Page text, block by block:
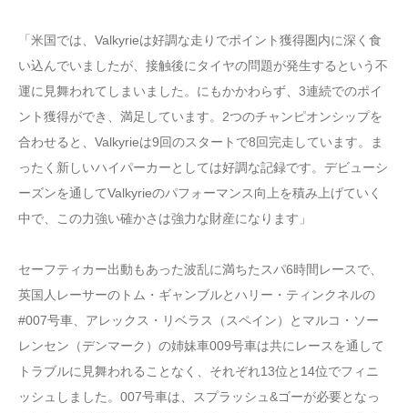
「米国では、Valkyrieは好調な走りでポイント獲得圏内に深く食
い込んでいましたが、接触後にタイヤの問題が発生するという不
運に見舞われてしまいました。にもかかわらず、3連続でのポイ
ント獲得ができ、満足しています。2つのチャンピオンシップを
合わせると、Valkyrieは9回のスタートで8回完走しています。ま
ったく新しいハイパーカーとしては好調な記録です。デビューシ
ーズンを通してValkyrieのパフォーマンス向上を積み上げていく
中で、この力強い確かさは強力な財産になります」
セーフティカー出動もあった波乱に満ちたスパ6時間レースで、
英国人レーサーのトム・ギャンブルとハリー・ティンクネルの
#007号車、アレックス・リベラス（スペイン）とマルコ・ソー
レンセン（デンマーク）の姉妹車009号車は共にレースを通して
トラブルに見舞われることなく、それぞれ13位と14位でフィニ
ッシュしました。007号車は、スプラッシュ&ゴーが必要となっ